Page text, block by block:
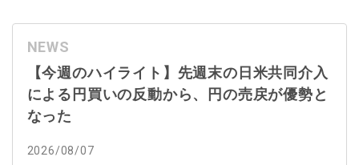
NEWS
【今週のハイライト】先週末の日米共同介入
による円買いの反動から、円の売戻が優勢と
なった
2026/08/07